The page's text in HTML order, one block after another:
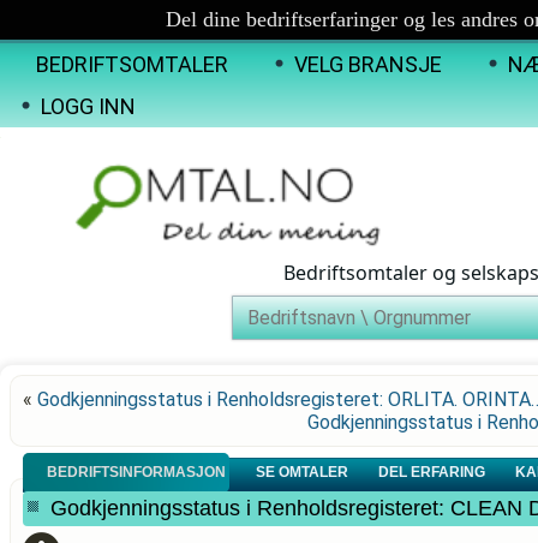
Del dine bedriftserfaringer og les andres
BEDRIFTSOMTALER VELG BRANSJE
LOGG INN
Bedriftsomtaler og
« Godkjenningsstatus i Renholdsregisteret: ORLITA.
Godkjenningsstatus i
BEDRIFTSINFORMASJON SE OMTALER DEL ERFARING
Godkjenningsstatus i Renholdsregisteret: CLEAN